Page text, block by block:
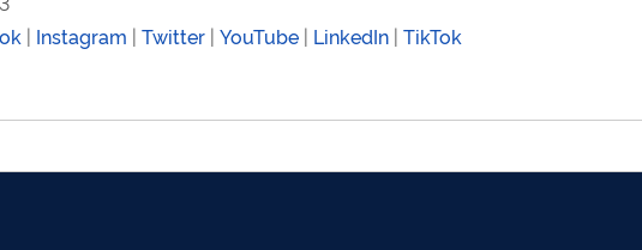
| Instagram | Twitter | YouTube | LinkedIn | TikTok